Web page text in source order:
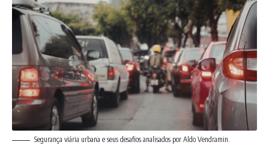
Segurança viária urbana e seus desafios analisados por Aldo Vendramin.